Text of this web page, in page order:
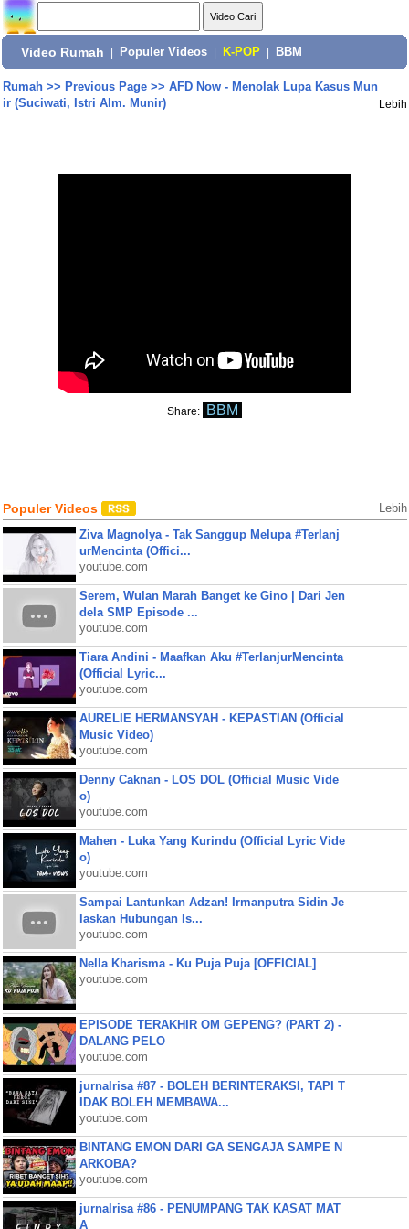
Video Rumah Populer Videos K-POP BBM
Rumah>> Previous Page>> AFD Now - Menolak Lupa Kasus Mun
ir (Suciwati, Istri Alm. Munir)
Lebih
Share: BBM
Populer Videos Lebih
Ziva Magnolya - Tak Sanggup Melupa #Terlanj
urMencinta (Offici...
youtube.com
Serem, Wulan Marah Banget ke Gino | Dari Jen
dela SMP Episode ...
youtube.com
Tiara Andini - Maafkan Aku #TerlanjurMencinta
(Official Lyric...
youtube.com
AURELIE HERMANSYAH - KEPASTIAN (Official
Music Video)
youtube.com
Denny Caknan - LOS DOL (Official Music Vide
o)
youtube.com
Mahen - Luka Yang Kurindu (Official Lyric Vide
o)
youtube.com
Sampai Lantunkan Adzan! Irmanputra Sidin Je
laskan Hubungan Is...
youtube.com
Nella Kharisma - Ku Puja Puja [OFFICIAL]
youtube.com
EPISODE TERAKHIR OM GEPENG? (PART 2) -
DALANG PELO
youtube.com
jurnalrisa #87 - BOLEH BERINTERAKSI, TAPI T
IDAK BOLEH MEMBAWA...
youtube.com
BINTANG EMON DARI GA SENGAJA SAMPE N
ARKOBA?
youtube.com
jurnalrisa #86 - PENUMPANG TAK KASAT MAT
A